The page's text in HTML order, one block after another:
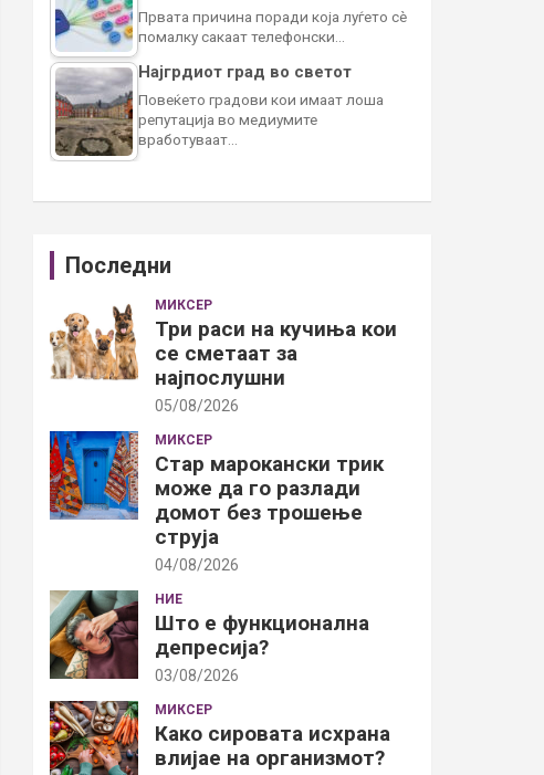
Првата причина поради која луѓето сè
помалку сакаат телефонски…
Најгрдиот град во светот
Повеќето градови кои имаат лоша
репутација во медиумите
вработуваат…
Последни
МИКСЕР
Три раси на кучиња кои
се сметаат за
најпослушни
05/08/2026
МИКСЕР
Стар марокански трик
може да го разлади
домот без трошење
струја
04/08/2026
НИЕ
Што е функционална
депресија?
03/08/2026
МИКСЕР
Како сировата исхрана
влијае на организмот?